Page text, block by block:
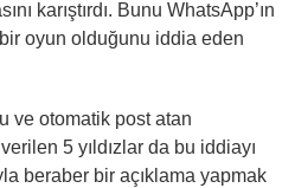
karıştırdı. Bunu WhatsApp’ın
bir oyun olduğunu iddia eden
ve otomatik post atan
5 yıldızlar da bu iddiayı
beraber bir açıklama yapmak